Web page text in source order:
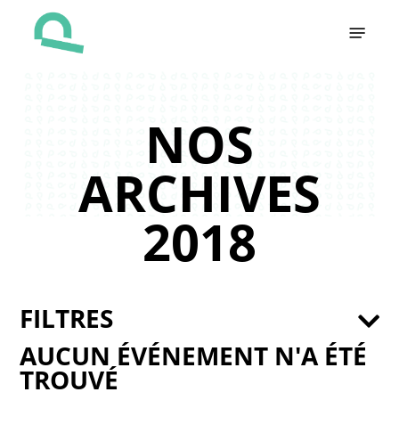
NOS
ARCHIVES
2018
AUCUN ÉVÉNEMENT N'A ÉTÉ
TROUVÉ
FILTRES